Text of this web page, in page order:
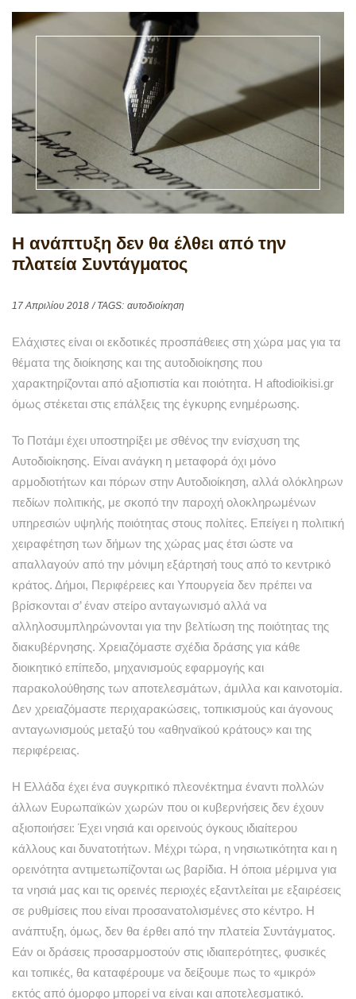
Η ανάπτυξη δεν θα έλθει από την
πλατεία Συντάγματος
17 Απριλίου 2018 / TAGS: αυτοδιοίκηση
Ελάχιστες είναι οι εκδοτικές προσπάθειες στη χώρα μας για τα
θέματα της διοίκησης και της αυτοδιοίκησης που
χαρακτηρίζονται από αξιοπιστία και ποιότητα. Η aftodioikisi.gr
όμως στέκεται στις επάλξεις της έγκυρης ενημέρωσης.
Το Ποτάμι έχει υποστηρίξει με σθένος την ενίσχυση της
Αυτοδιοίκησης. Είναι ανάγκη η μεταφορά όχι μόνο
αρμοδιοτήτων και πόρων στην Αυτοδιοίκηση, αλλά ολόκληρων
πεδίων πολιτικής, με σκοπό την παροχή ολοκληρωμένων
υπηρεσιών υψηλής ποιότητας στους πολίτες. Επείγει η πολιτική
χειραφέτηση των δήμων της χώρας μας έτσι ώστε να
απαλλαγούν από την μόνιμη εξάρτησή τους από το κεντρικό
κράτος. Δήμοι, Περιφέρειες και Υπουργεία δεν πρέπει να
βρίσκονται σ’ έναν στείρο ανταγωνισμό αλλά να
αλληλοσυμπληρώνονται για την βελτίωση της ποιότητας της
διακυβέρνησης. Χρειαζόμαστε σχέδια δράσης για κάθε
διοικητικό επίπεδο, μηχανισμούς εφαρμογής και
παρακολούθησης των αποτελεσμάτων, άμιλλα και καινοτομία.
Δεν χρειαζόμαστε περιχαρακώσεις, τοπικισμούς και άγονους
ανταγωνισμούς μεταξύ του «αθηναϊκού κράτους» και της
περιφέρειας.
Η Ελλάδα έχει ένα συγκριτικό πλεονέκτημα έναντι πολλών
άλλων Ευρωπαϊκών χωρών που οι κυβερνήσεις δεν έχουν
αξιοποιήσει: Έχει νησιά και ορεινούς όγκους ιδιαίτερου
κάλλους και δυνατοτήτων. Μέχρι τώρα, η νησιωτικότητα και η
ορεινότητα αντιμετωπίζονται ως βαρίδια. Η όποια μέριμνα για
τα νησιά μας και τις ορεινές περιοχές εξαντλείται με εξαιρέσεις
σε ρυθμίσεις που είναι προσανατολισμένες στο κέντρο. Η
ανάπτυξη, όμως, δεν θα έρθει από την πλατεία Συντάγματος.
Εάν οι δράσεις προσαρμοστούν στις ιδιαιτερότητες, φυσικές
και τοπικές, θα καταφέρουμε να δείξουμε πως το «μικρό»
εκτός από όμορφο μπορεί να είναι και αποτελεσματικό.